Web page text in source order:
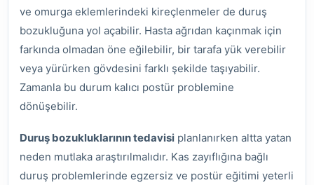
ve omurga eklemlerindeki kireçlenmeler de duruş
bozukluğuna yol açabilir. Hasta ağrıdan kaçınmak için
farkında olmadan öne eğilebilir, bir tarafa yük verebilir
veya yürürken gövdesini farklı şekilde taşıyabilir.
Zamanla bu durum kalıcı postür problemine
dönüşebilir.
Duruş bozukluklarının tedavisi planlanırken altta yatan
neden mutlaka araştırılmalıdır. Kas zayıflığına bağlı
duruş problemlerinde egzersiz ve postür eğitimi yeterli